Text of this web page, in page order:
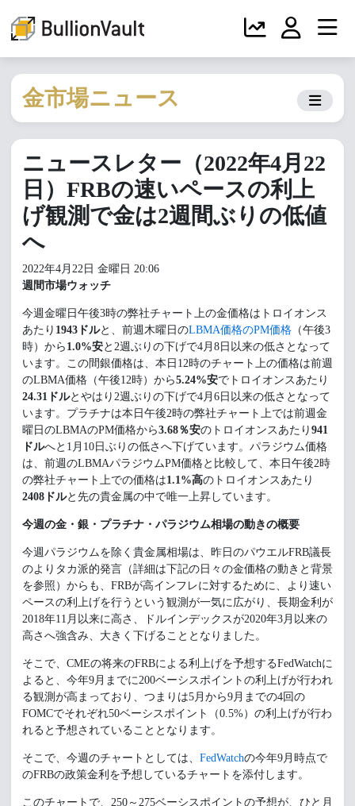
金市場ニュース
ニュースレター（2022年4月22
日）FRBの速いペースの利上
げ観測で金は2週間ぶりの低値
へ
2022年4月22日 金曜日 20:06
週間市場ウォッチ
今週金曜日午後3時の弊社チャート上の金価格はトロイオンス
あたり 1943ドルと、前週木曜日のLBMA価格のPM価格 （午後3
時）から 1.0%安と2週ぶりの下げで4月8日以来の低さとなって
います。この間銀価格は、本日12時のチャート上の価格は前週
のLBMA価格（午後12時）から5.24%安でトロイオンスあたり
24.31ドルとやはり2週ぶりの下げで4月6日以来の低さとなって
います。プラチナは本日午後2時の弊社チャート上では前週金
曜日のLBMAのPM価格から3.68％安のトロイオンスあたり 941
ドルへと1月10日ぶりの低さへ下げています。パラジウム価格
は、前週のLBMAパラジウムPM価格と比較して、本日午後2時
の弊社チャート上での価格は1.1%高のトロイオンスあたり
2408ドルと先の貴金属の中で唯一上昇しています。
今週の金・銀・プラチナ・パラジウム相場の動きの概要
今週パラジウムを除く貴金属相場は、昨日のパウエルFRB議長
のよりタカ派的発言（詳細は下記の日々の金価格の動きと背景
を参照）からも、FRBが高インフレに対するために、より速い
ペースの利上げを行うという観測が一気に広がり、長期金利が
2018年11月以来に高さ、ドルインデックスが2020年3月以来の
高さへ強含み、大きく下げることとなりました。
そこで、CMEの将来のFRBによる利上げを予想するFedWatchに
よると、今年9月までに200ベーシスポイントの利上げが行われ
る観測が高まっており、つまりは5月から9月までの4回の
FOMCでそれぞれ50ベーシスポイント（0.5%）の利上げが行わ
れると予想されていることとなります。
そこで、今週のチャートとしては、 FedWatchの今年9月時点で
のFRBの政策金利を予想しているチャートを添付します。
このチャートで、250～275ベーシスポイントの予想が、ひと月